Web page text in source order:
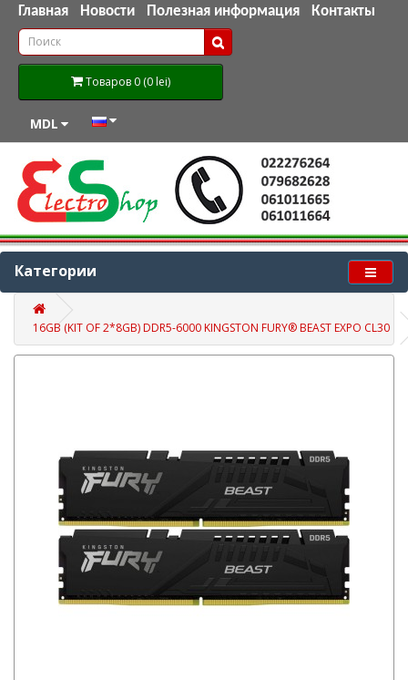
Главная Новости Полезная информация Контакты
Товаров 0 (0 lei)
MDL
Категории
16GB (KIT OF 2*8GB) DDR5-6000 KINGSTON FURY® BEAST EXPO CL30